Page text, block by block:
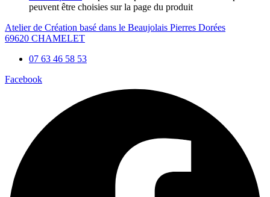
peuvent être choisies sur la page du produit
Atelier de Création basé dans le Beaujolais Pierres Dorées
69620 CHAMELET
07 63 46 58 53
Facebook